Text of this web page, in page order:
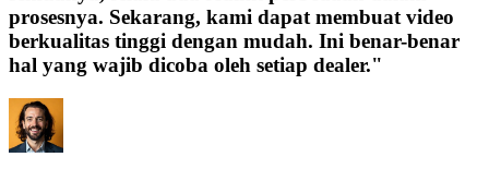
prosesnya. Sekarang, kami dapat membuat video
berkualitas tinggi dengan mudah. ​​Ini benar-benar
hal yang wajib dicoba oleh setiap dealer."